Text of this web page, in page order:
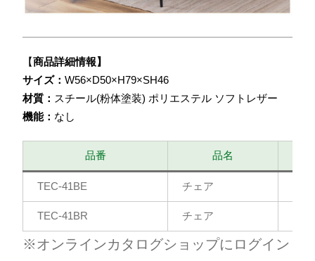
【商品詳細情報】
サイズ： W56×D50×H79×SH46
材質： スチール(粉体塗装) ポリエステル ソフトレザー
機能： なし
品番 品名
TEC-41BE チェア
TEC-41BR チェア
※オンラインカタログショップにログイン